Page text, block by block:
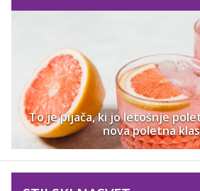
To je pijača, ki jo letošnje
nova poletna